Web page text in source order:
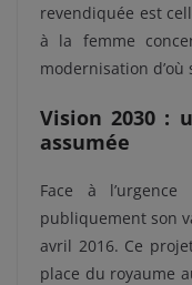
revendiquée est
à la femme
modernisation
Vision 2030 :
assumée
Face à
publiquement son
avril 2016. Ce
place du royaume